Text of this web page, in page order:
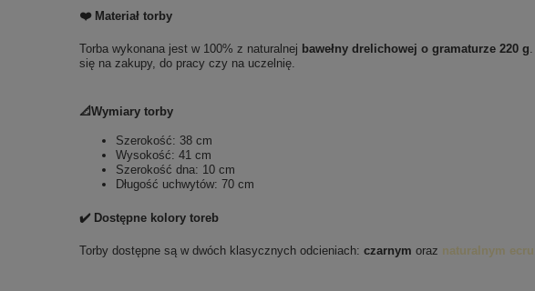
❤️ Materiał torby
Torba wykonana jest w 100% z naturalnej bawełny drelichowej o gramaturze 220 g
się na zakupy, do pracy czy na uczelnię.
📐Wymiary torby
Szerokość: 38 cm
Wysokość: 41 cm
Szerokość dna: 10 cm
Długość uchwytów: 70 cm
✔️ Dostępne kolory toreb
Torby dostępne są w dwóch klasycznych odcieniach: czarnym oraz naturalnym ecru